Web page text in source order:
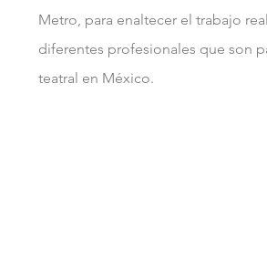
Metro, para enaltecer el trabajo
diferentes profesionales que son
teatral en México.